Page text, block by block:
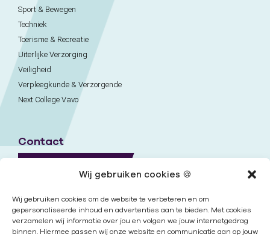
Wij gebruiken cookies 🍪
Wij gebruiken cookies om de website te verbeteren en om
gepersonaliseerde inhoud en advertenties aan te bieden. Met cookies
verzamelen wij informatie over jou en volgen we jouw internetgedrag
binnen. Hiermee passen wij onze website en communicatie aan op jouw
Sport & Bewegen
Techniek
Toerisme & Recreatie
Uiterlijke Verzorging
Veiligheid
Verpleegkunde & Verzorgende
Next College Vavo
Contact
Nieuwsbrief